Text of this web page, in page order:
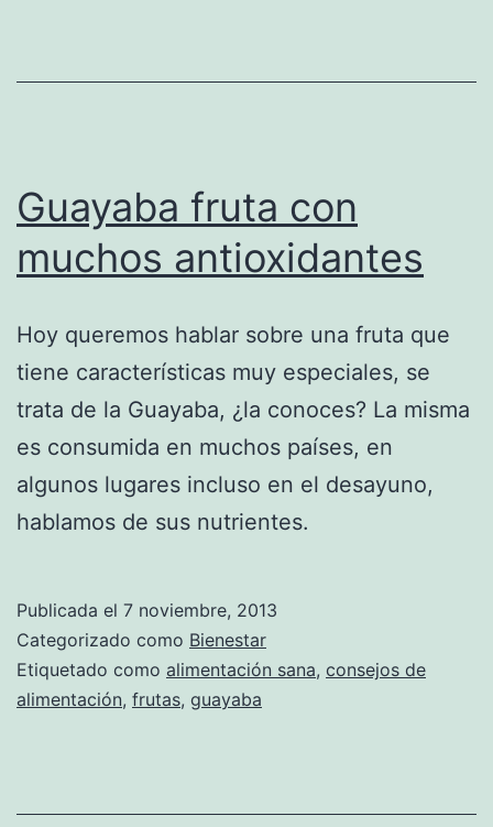
Guayaba fruta con
muchos antioxidantes
Hoy queremos hablar sobre una fruta que
tiene características muy especiales, se
trata de la Guayaba, ¿la conoces? La misma
es consumida en muchos países, en
algunos lugares incluso en el desayuno,
hablamos de sus nutrientes.
Publicada el 7 noviembre, 2013
Categorizado como Bienestar
Etiquetado como alimentación sana, consejos de
alimentación, frutas, guayaba